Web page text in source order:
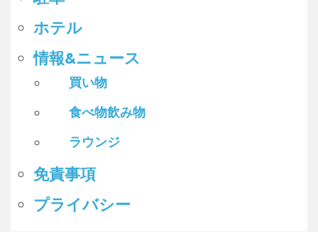
ホテル
情報&ニュース
買い物
食べ物飲み物
ラウンジ
免責事項
プライバシー